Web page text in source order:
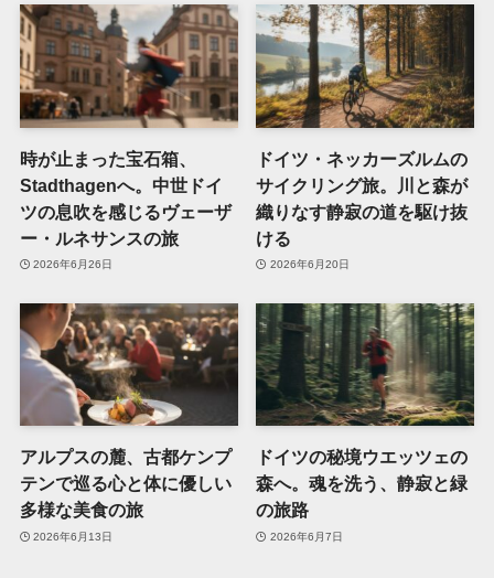
時が止まった宝石箱、
Stadthagenへ。中世ドイ
ツの息吹を感じるヴェーザ
ー・ルネサンスの旅
2026年6月26日
ドイツ・ネッカーズルムの
サイクリング旅。川と森が
織りなす静寂の道を駆け抜
ける
2026年6月20日
アルプスの麓、古都ケンプ
テンで巡る心と体に優しい
多様な美食の旅
2026年6月13日
ドイツの秘境ウエッツェの
森へ。魂を洗う、静寂と緑
の旅路
2026年6月7日